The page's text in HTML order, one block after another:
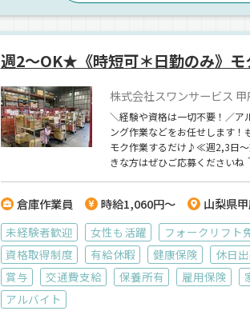
週2～OK★《時短可＊日勤のみ》モ
株式会社スワンサービス
＼経験や資格は一切不要！／ア
ング作業などをお任せします
モク作業するだけ♪≪週2,3日
きな方はぜひご応募くださいね
倉庫作業員 時給1,060円～ 山梨県
未経験者歓迎 女性も活躍 フォークリフト
資格取得制度
有給休暇 健康保険 休日
賞与
交通費支給 保養所有 雇用保険
アルバイト